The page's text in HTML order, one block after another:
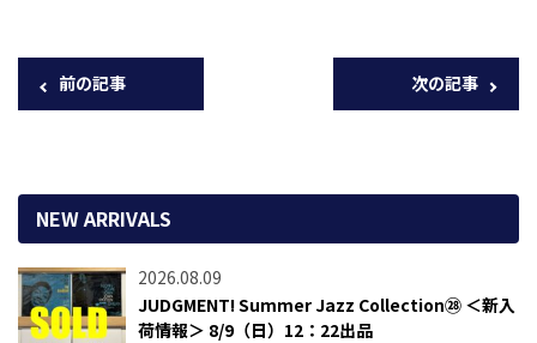
前の記事 次の記事
NEW ARRIVALS
2026.08.09
JUDGMENT! Summer Jazz Collection㉘ ＜新入
荷情報＞ 8/9（日）12：22出品